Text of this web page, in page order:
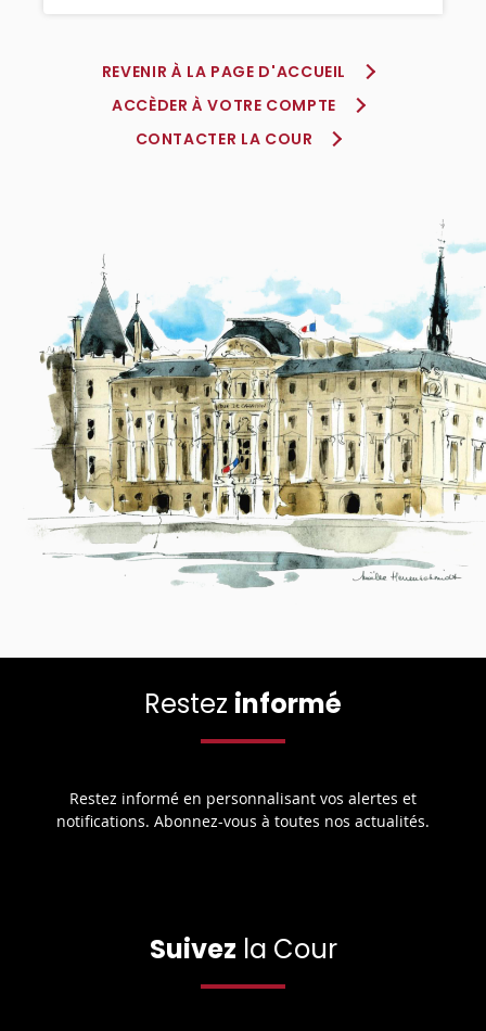
REVENIR À LA PAGE D'ACCUEIL
ACCÈDER À VOTRE COMPTE
CONTACTER LA COUR
Restez informé
Restez informé en personnalisant vos alertes et
notifications. Abonnez-vous à toutes nos actualités.
Suivez la Cour